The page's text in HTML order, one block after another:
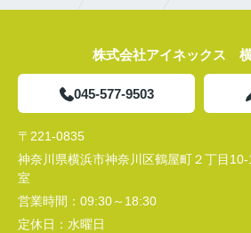
株式会社アイネックス
045-577-9503
〒221-0835
神奈川県横浜市神奈川区鶴屋町２丁目
室
営業時間： 09:30～18:30
定休日： 水曜日